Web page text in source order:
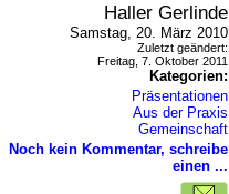
Haller Gerlinde
Samstag, 20. März 2010
Zuletzt geändert:
Freitag, 7. Oktober 2011
Kategorien:
Präsentationen
Aus der Praxis
Gemeinschaft
Noch kein Kommentar, schreibe
einen ...